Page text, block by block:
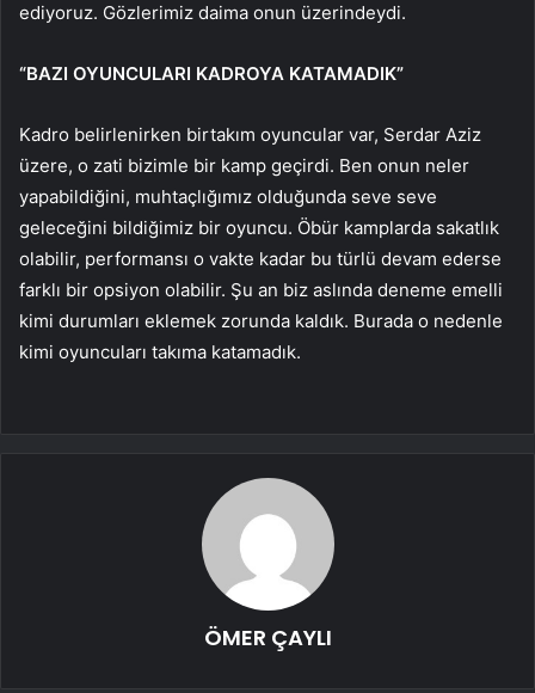
ediyoruz. Gözlerimiz daima onun üzerindeydi.
“BAZI OYUNCULARI KADROYA KATAMADIK”
Kadro belirlenirken birtakım oyuncular var, Serdar Aziz
üzere, o zati bizimle bir kamp geçirdi. Ben onun neler
yapabildiğini, muhtaçlığımız olduğunda seve seve
geleceğini bildiğimiz bir oyuncu. Öbür kamplarda sakatlık
olabilir, performansı o vakte kadar bu türlü devam ederse
farklı bir opsiyon olabilir. Şu an biz aslında deneme emelli
kimi durumları eklemek zorunda kaldık. Burada o nedenle
kimi oyuncuları takıma katamadık.
ÖMER ÇAYLI